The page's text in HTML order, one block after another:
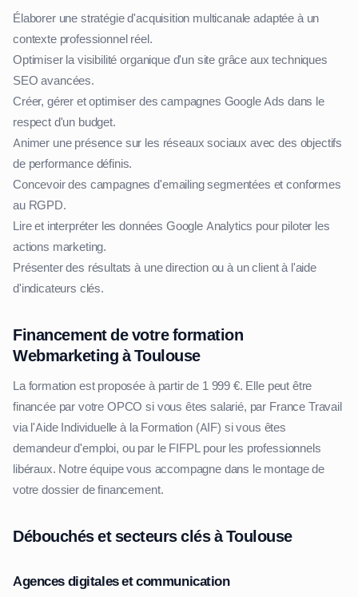
Élaborer une stratégie d'acquisition multicanale adaptée à un
contexte professionnel réel.
Optimiser la visibilité organique d'un site grâce aux techniques
SEO avancées.
Créer, gérer et optimiser des campagnes Google Ads dans le
respect d'un budget.
Animer une présence sur les réseaux sociaux avec des objectifs
de performance définis.
Concevoir des campagnes d'emailing segmentées et conformes
au RGPD.
Lire et interpréter les données Google Analytics pour piloter les
actions marketing.
Présenter des résultats à une direction ou à un client à l'aide
d'indicateurs clés.
Financement de votre formation
Webmarketing à Toulouse
La formation est proposée à partir de 1 999 €. Elle peut être
financée par votre OPCO si vous êtes salarié, par France Travail
via l'Aide Individuelle à la Formation (AIF) si vous êtes
demandeur d'emploi, ou par le FIFPL pour les professionnels
libéraux. Notre équipe vous accompagne dans le montage de
votre dossier de financement.
Débouchés et secteurs clés à Toulouse
Agences digitales et communication